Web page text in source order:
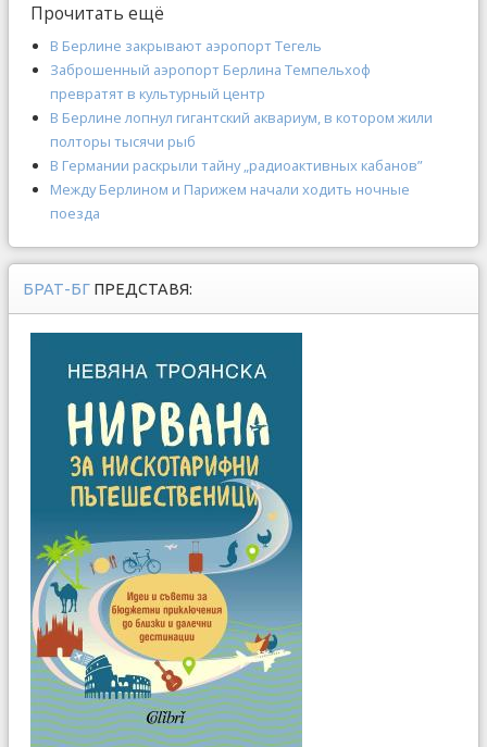
Прочитать ещё
В Берлине закрывают аэропорт Тегель
Заброшенный аэропорт Берлина Темпельхоф
превратят в культурный центр
В Берлине лопнул гигантский аквариум, в котором жили
полторы тысячи рыб
В Германии раскрыли тайну „радиоактивных кабанов”
Между Берлином и Парижем начали ходить ночные
поезда
БРАТ-БГ ПРЕДСТАВЯ: